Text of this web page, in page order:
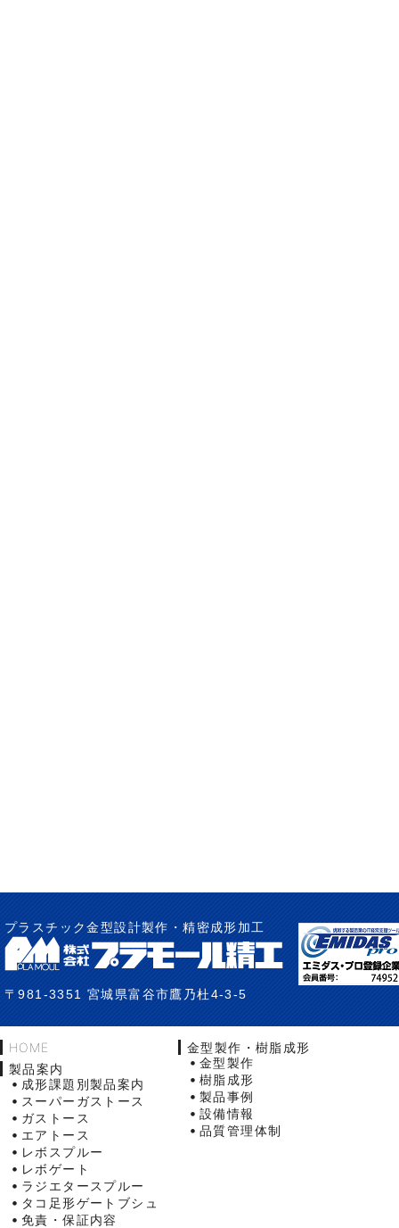
プラスチック金型設計製作・精密成形加工
〒981-3351 宮城県富谷市鷹乃杜4-3-5
HOME
製品案内
成形課題別製品案内
スーパーガストース
ガストース
エアトース
レボスプルー
レボゲート
ラジエタースプルー
タコ足形ゲートブシュ
免責・保証内容
金型製作・樹脂成形
金型製作
樹脂成形
製品事例
設備情報
品質管理体制